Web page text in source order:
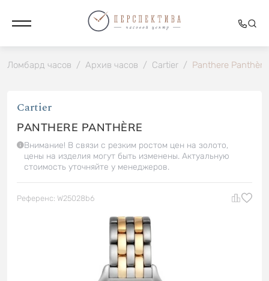
Ломбард часов / Архив часов / Cartier / Panthere Panthère
Cartier
PANTHERE PANTHÈRE
Внимание! В связи с резким ростом цен на золото,
цены на изделия могут быть изменены. Актуальную
стоимость уточняйте у менеджеров.
Референс: W25028b6